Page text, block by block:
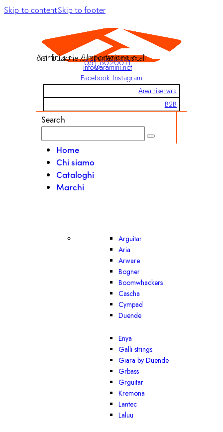
Skip to contentSkip to footer
Aramini s.r.l. / Importazione e distribuzione di strumenti musicali
051 6020011
info@aramini.net
Facebook Instagram
Area riservata
B2B
Search
Home
Chi siamo
Cataloghi
Marchi
Arguitar
Aria
Arware
Bogner
Boomwhackers
Cascha
Cympad
Duende
Enya
Galli strings
Giara by Duende
Grbass
Grguitar
Kremona
Lantec
Laluu